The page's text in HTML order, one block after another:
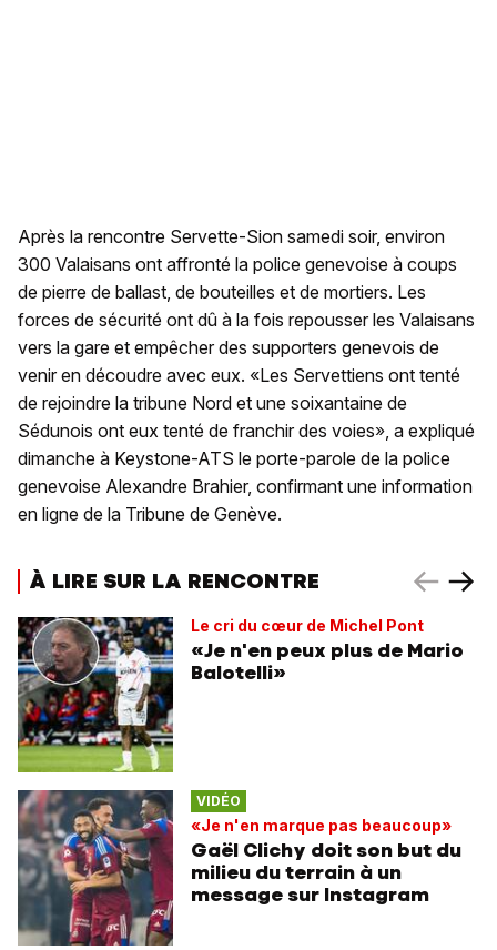
Après la rencontre Servette-Sion samedi soir, environ
300 Valaisans ont affronté la police genevoise à coups
de pierre de ballast, de bouteilles et de mortiers. Les
forces de sécurité ont dû à la fois repousser les Valaisans
vers la gare et empêcher des supporters genevois de
venir en découdre avec eux. «Les Servettiens ont tenté
de rejoindre la tribune Nord et une soixantaine de
Sédunois ont eux tenté de franchir des voies», a expliqué
dimanche à Keystone-ATS le porte-parole de la police
genevoise Alexandre Brahier, confirmant une information
en ligne de la Tribune de Genève.
À LIRE SUR LA RENCONTRE
Le cri du cœur de Michel Pont
«Je n'en peux plus de Mario
Balotelli»
VIDÉO
«Je n'en marque pas beaucoup»
Gaël Clichy doit son but du
milieu du terrain à un
message sur Instagram